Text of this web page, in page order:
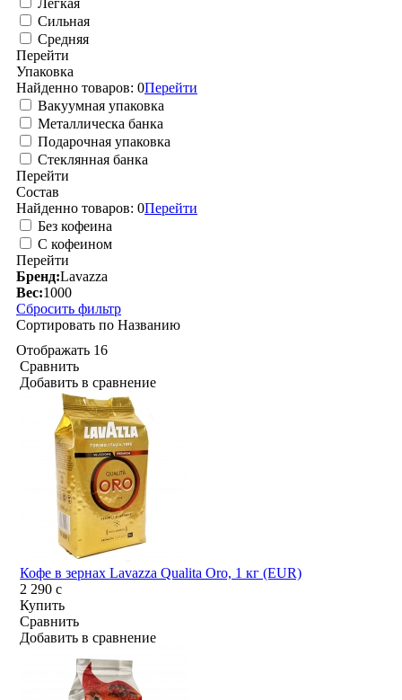
Легкая
Сильная
Средняя
Перейти
Упаковка
Найденно товаров: 0Перейти
Вакуумная упаковка
Металлическа банка
Подарочная упаковка
Стеклянная банка
Перейти
Состав
Найденно товаров: 0Перейти
Без кофеина
С кофеином
Перейти
Бренд:Lavazza
Вес:1000
Сбросить фильтр
Сортировать по Названию
Отображать 16
Сравнить
Добавить в сравнение
Кофе в зернах Lavazza Qualita Oro, 1 кг (EUR)
2 290c
Купить
Сравнить
Добавить в сравнение